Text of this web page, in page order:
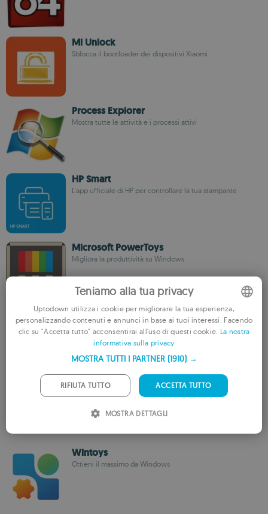
Mi Unlock
Sblocca il bootloader dei dispositivi Xiaomi
Process Explorer
Mostra tutte le attività e i processi attivi
HP Smart
L'app ufficiale di HP per controllare la tua stampante
Microsoft PowerToys
Migliora la produttività su Windows
RAMMap
Scopri come Windows gestisce la tua RAM
WizTree
Trova e ordina i file che occupano più spazio sul tuo disco
Wintoys
Ottieni il massimo da Windows
ENGLISH
PORTUGUESE
Teniamo alla tua privacy
Uptodown utilizza i cookie per migliorare la tua esperienza,
personalizzando contenuti e annunci in base ai tuoi interessi. Facendo
clic su "Accetta tutto" acconsentirai all'uso di questi cookie. La nostra
informativa sulla privacy
MOSTRA TUTTI I PARTNER (1910) →
ACCETTA TUTTO
RIFIUTA TUTTO
MOSTRA DETTAGLI